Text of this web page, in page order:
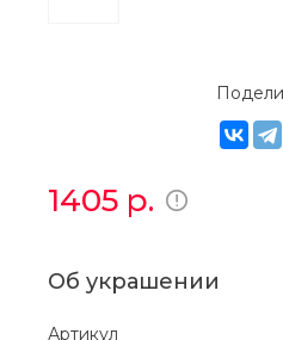
1405 р.
Об украшении
Артикул